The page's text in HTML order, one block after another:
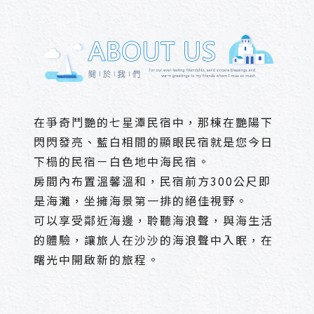
在爭奇鬥艷的七星潭民宿中，那棟在艷陽下
閃閃發亮、藍白相間的顯眼民宿就是您今日
下榻的民宿－白色地中海民宿。
房間內布置溫馨溫和，民宿前方300公尺即
是海灘，坐擁海景第一排的絕佳視野。
可以享受鄰近海邊，聆聽海浪聲，與海生活
的體驗，讓旅人在沙沙的海浪聲中入眠，在
曙光中開啟新的旅程。